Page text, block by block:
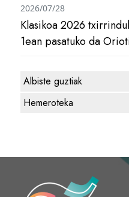
Klasikoa 2026
1ean pasatuko da
2026/07/28
Albiste guztiak
Hemeroteka